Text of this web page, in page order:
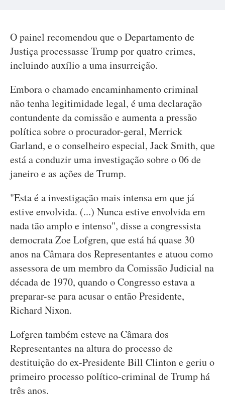
O painel recomendou que o Departamento de
Justiça processasse Trump por quatro crimes,
incluindo auxílio a uma insurreição.
Embora o chamado encaminhamento criminal
não tenha legitimidade legal, é uma declaração
contundente da comissão e aumenta a pressão
política sobre o procurador-geral, Merrick
Garland, e o conselheiro especial, Jack Smith, que
está a conduzir uma investigação sobre o 06 de
janeiro e as ações de Trump.
"Esta é a investigação mais intensa em que já
estive envolvida. (...) Nunca estive envolvida em
nada tão amplo e intenso", disse a congressista
democrata Zoe Lofgren, que está há quase 30
anos na Câmara dos Representantes e atuou como
assessora de um membro da Comissão Judicial na
década de 1970, quando o Congresso estava a
preparar-se para acusar o então Presidente,
Richard Nixon.
Lofgren também esteve na Câmara dos
Representantes na altura do processo de
destituição do ex-Presidente Bill Clinton e geriu o
primeiro processo político-criminal de Trump há
três anos.